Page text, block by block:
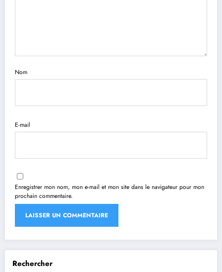
Nom
E-mail
Enregistrer mon nom, mon e-mail et mon site dans le navigateur pour mon
prochain commentaire.
Rechercher